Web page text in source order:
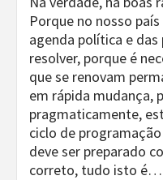
Porque no nosso
agenda política e
resolver, porque é
que se renovam
em rápida mudança,
pragmaticamente,
ciclo de
deve ser preparado
correto, tudo isto